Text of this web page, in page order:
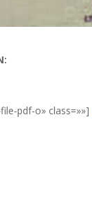
pdf-o» class=»»]